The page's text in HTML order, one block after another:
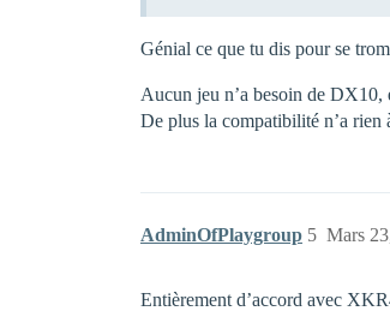
Génial ce que tu dis pour se
Aucun jeu n’a besoin de DX10,
De plus la compatibilité n’a rien
AdminOfPlaygroup Mars
5
Entièrement d’accord avec